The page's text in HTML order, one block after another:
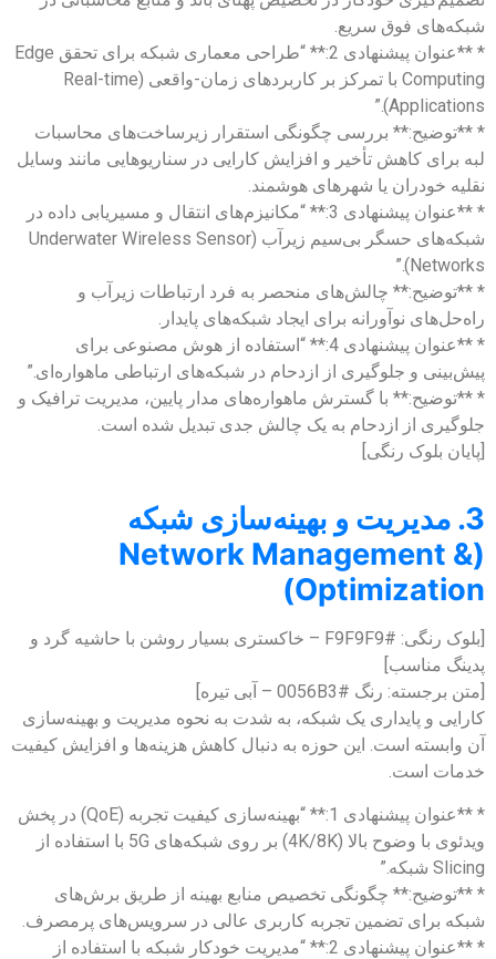
شبکه‌های فوق سریع.
* **عنوان پیشنهادی 2:** “طراحی معماری شبکه برای تحقق Edge
Computing با تمرکز بر کاربردهای زمان-واقعی (Real-time
Applications).”
* **توضیح:** بررسی چگونگی استقرار زیرساخت‌های محاسبات
لبه برای کاهش تأخیر و افزایش کارایی در سناریوهایی مانند وسایل
نقلیه خودران یا شهرهای هوشمند.
* **عنوان پیشنهادی 3:** “مکانیزم‌های انتقال و مسیریابی داده در
شبکه‌های حسگر بی‌سیم زیرآب (Underwater Wireless Sensor
Networks).”
* **توضیح:** چالش‌های منحصر به فرد ارتباطات زیرآب و
راه‌حل‌های نوآورانه برای ایجاد شبکه‌های پایدار.
* **عنوان پیشنهادی 4:** “استفاده از هوش مصنوعی برای
پیش‌بینی و جلوگیری از ازدحام در شبکه‌های ارتباطی ماهواره‌ای.”
* **توضیح:** با گسترش ماهواره‌های مدار پایین، مدیریت ترافیک و
جلوگیری از ازدحام به یک چالش جدی تبدیل شده است.
[پایان بلوک رنگی]
3. مدیریت و بهینه‌سازی شبکه
(Network Management &
Optimization)
[بلوک رنگی: #F9F9F9 – خاکستری بسیار روشن با حاشیه گرد و
پدینگ مناسب]
[متن برجسته: رنگ #0056B3 – آبی تیره]
کارایی و پایداری یک شبکه، به شدت به نحوه مدیریت و بهینه‌سازی
آن وابسته است. این حوزه به دنبال کاهش هزینه‌ها و افزایش کیفیت
خدمات است.
* **عنوان پیشنهادی 1:** “بهینه‌سازی کیفیت تجربه (QoE) در پخش
ویدئوی با وضوح بالا (4K/8K) بر روی شبکه‌های 5G با استفاده از
Slicing شبکه.”
* **توضیح:** چگونگی تخصیص منابع بهینه از طریق برش‌های
شبکه برای تضمین تجربه کاربری عالی در سرویس‌های پرمصرف.
* **عنوان پیشنهادی 2:** “مدیریت خودکار شبکه با استفاده از